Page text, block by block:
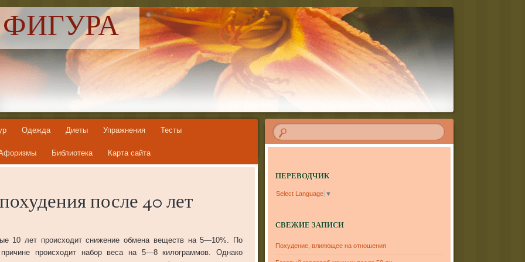
Одежда Диеты Упражнения Тесты
Библиотека Карта сайта
после 40 лет
10 лет происходит снижение обмена веществ на 5—10%.
По
причине происходит набор веса на 5—8 килограммов. Однако
ПЕРЕВОДЧИК
Select Language ▼
СВЕЖИЕ ЗАПИСИ
Похудение, влияющее на отношения